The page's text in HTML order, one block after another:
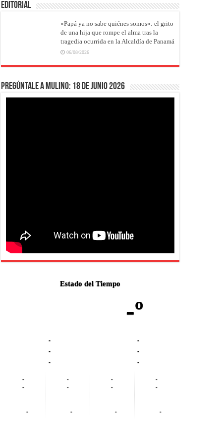
EDITORIAL
«Papá ya no sabe quiénes somos»: el grito
de una hija que rompe el alma tras la
tragedia ocurrida en la Alcaldía de Panamá
06/08/2026
Pregúntale a Mulino: 18 de junio 2026
Estado del Tiempo
-º
-
-
-
-
-
-
-
-
-
-
-
-
-
-
-
-
-
-